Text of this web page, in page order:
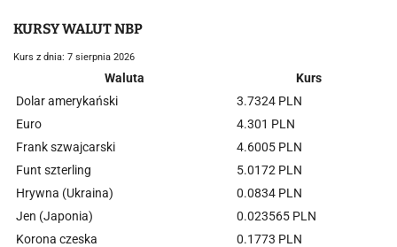
KURSY WALUT NBP
Kurs z dnia: 7 sierpnia 2026
Waluta
Kurs
Dolar amerykański
3.7324 PLN
Euro
4.301 PLN
Frank szwajcarski
4.6005 PLN
Funt szterling
5.0172 PLN
Hrywna (Ukraina)
0.0834 PLN
Jen (Japonia)
0.023565 PLN
Korona czeska
0.1773 PLN